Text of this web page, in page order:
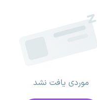
موردی یافت نشد